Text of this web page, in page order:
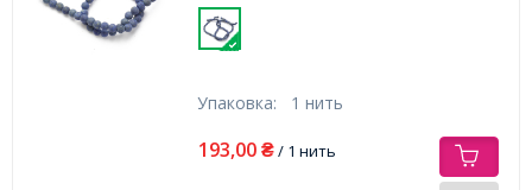
Упаковка: 1 нить
193,00 ₴/ 1 нить